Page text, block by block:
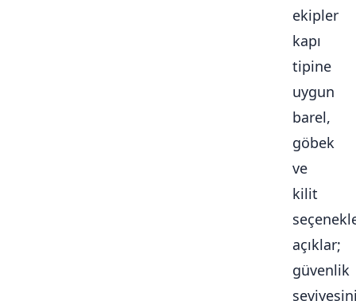
ekipler
kapı
tipine
uygun
barel,
göbek
ve
kilit
açıklar;
güvenlik